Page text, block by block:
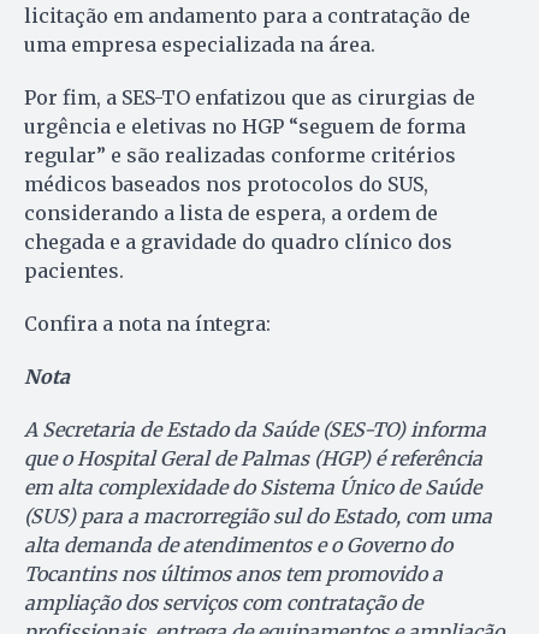
licitação em andamento para a contratação de
uma empresa especializada na área.
Por fim, a SES-TO enfatizou que as cirurgias de
urgência e eletivas no HGP “seguem de forma
regular” e são realizadas conforme critérios
médicos baseados nos protocolos do SUS,
considerando a lista de espera, a ordem de
chegada e a gravidade do quadro clínico dos
pacientes.
Confira a nota na íntegra:
Nota
A Secretaria de Estado da Saúde (SES-TO) informa
que o Hospital Geral de Palmas (HGP) é referência
em alta complexidade do Sistema Único de Saúde
(SUS) para a macrorregião sul do Estado, com uma
alta demanda de atendimentos e o Governo do
Tocantins nos últimos anos tem promovido a
ampliação dos serviços com contratação de